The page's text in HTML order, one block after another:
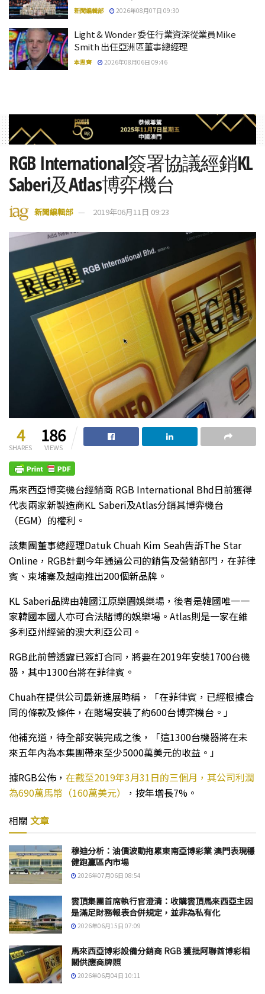
新聞編輯部 2026年08月07日 09:30
Light & Wonder 委任行業資深從業員Mike
Smith 出任亞洲區董事總經理
本思齊 2026年08月06日 09:46
RGB International簽署協議經銷KL
Saberi及Atlas博弈機台
新聞編輯部 2019年06月11日 09:23
4
SHARES
186
VIEWS
馬來西亞博奕機台經銷商 RGB International Bhd日前獲得
代表兩家新製造商KL Saberi及Atlas分銷其博弈機台
（EGM）的權利。
該集團董事總經理Datuk Chuah Kim Seah告訴The Star
Online，RGB計劃今年通過公司的銷售及營銷部門，在菲律
賓、柬埔寨及越南推出200個新品牌。
KL Saberi品牌由韓國江原樂園娛樂場，後者是韓國唯一一
家韓國本國人亦可合法賭博的娛樂場。Atlas則是一家在維
多利亞州經營的澳大利亞公司。
RGB此前曾透露已簽訂合同，將要在2019年安裝1700台機
器，其中1300台將在菲律賓。
Chuah在提供公司最新進展時稱，「在菲律賓，已經根據合
同的條款及條件，在賭場安裝了約600台博弈機台。」
他補充道，待全部安裝完成之後，「這1300台機器將在未
來五年內為本集團帶來至少5000萬美元的收益。」
據RGB公佈， 在截至2019年3月31日的三個月，其公司利潤
為690萬馬幣（160萬美元）
，按年增長7%。
相關 文章
穆迪分析：油價波動拖累東南亞博彩業 澳門表現穩
健跑贏區內市場
2026年07月06日 08:54
雲頂集團首席執行官澄清：收購雲頂馬來西亞主因
是滿足財務報表合併規定，並非為私有化
2026年06月15日 07:09
馬來西亞博彩設備分銷商 RGB 獲批阿聯酋博彩相
關供應商牌照
2026年06月04日 10:11